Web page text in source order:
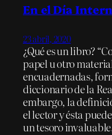
En el Día
23 abril, 2020
¿Qué es un libro?
papel u otro
encuadernadas,
diccionario de la
embargo, la
el lector y ésta
un tesoro